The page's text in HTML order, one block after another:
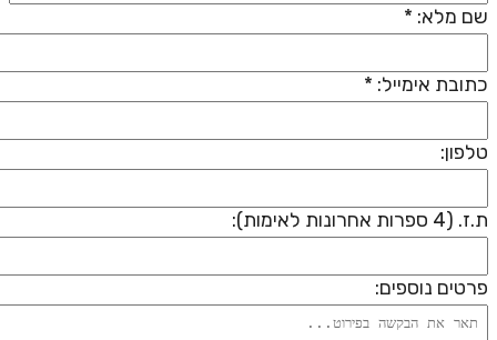
מלא: *
אימייל: *
ספרות אחרונות לאימות):
נוספים: